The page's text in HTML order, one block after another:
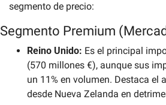
segmento de precio:
Segmento Premium
Reino Unido: Es el principal
(570 millones €), aunque sus
un 11% en volumen. Destaca el
desde Nueva Zelanda en